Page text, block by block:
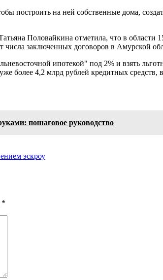
построить на ней собственные дома,
Половайкина отметила, что в
заключенных договоров в Амурской
ипотекой" под 2% и взять
более 4,2 млрд рублей кредитных средств,
пошаговое руководство
эскроу
*